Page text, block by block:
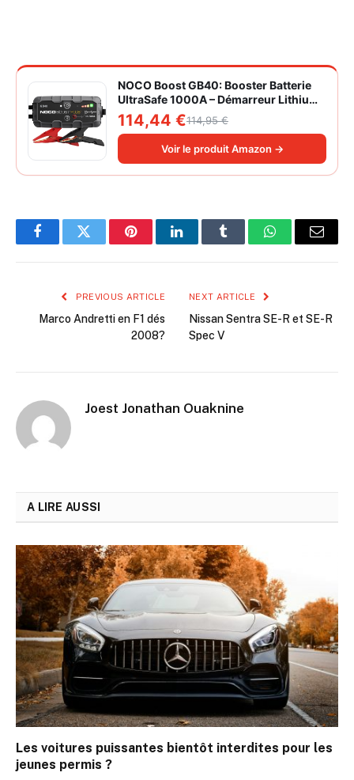
NOCO Boost GB40: Booster Batterie
UltraSafe 1000A – Démarreur Lithium
12V Portable avec Powerbank et
Chargeur USB – pour Moteurs
Essence 6,0L et Diesel 3,0L
114,44 €114,95 €
Voir le produit Amazon →
FacebookTwitter PinterestLinkedInTumblr WhatsAppEmail
PREVIOUS ARTICLE
Marco Andretti en F1 dés
2008?
NEXT ARTICLE
Nissan Sentra SE-R et SE-R
Spec V
Joest Jonathan Ouaknine
A LIRE AUSSI
Les voitures puissantes bientôt interdites pour les
jeunes permis ?